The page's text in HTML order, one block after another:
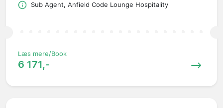
Sub Agent, Anfield Code Lounge Hospitality
Læs mere/Book
6 171,-